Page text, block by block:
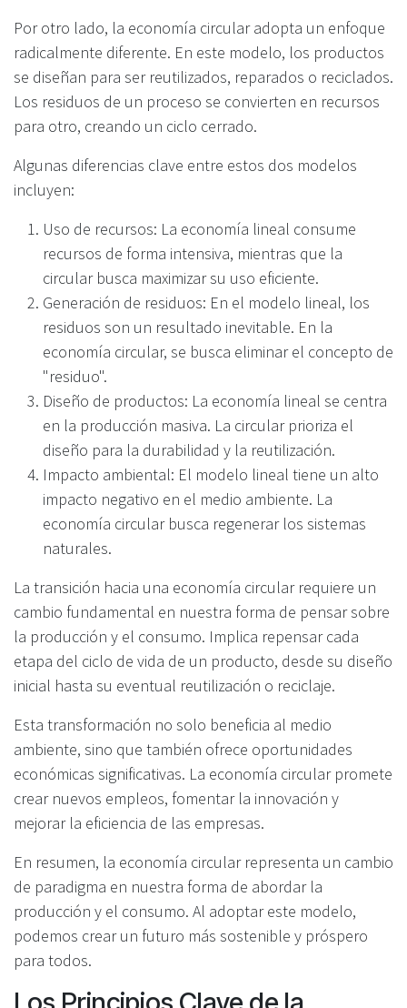
Por otro lado, la economía circular adopta un enfoque
radicalmente diferente. En este modelo, los productos
se diseñan para ser reutilizados, reparados o reciclados.
Los residuos de un proceso se convierten en recursos
para otro, creando un ciclo cerrado.
Algunas diferencias clave entre estos dos modelos
incluyen:
Uso de recursos: La economía lineal consume
recursos de forma intensiva, mientras que la
circular busca maximizar su uso eficiente.
Generación de residuos: En el modelo lineal, los
residuos son un resultado inevitable. En la
economía circular, se busca eliminar el concepto de
"residuo".
Diseño de productos: La economía lineal se centra
en la producción masiva. La circular prioriza el
diseño para la durabilidad y la reutilización.
Impacto ambiental: El modelo lineal tiene un alto
impacto negativo en el medio ambiente. La
economía circular busca regenerar los sistemas
naturales.
La transición hacia una economía circular requiere un
cambio fundamental en nuestra forma de pensar sobre
la producción y el consumo. Implica repensar cada
etapa del ciclo de vida de un producto, desde su diseño
inicial hasta su eventual reutilización o reciclaje.
Esta transformación no solo beneficia al medio
ambiente, sino que también ofrece oportunidades
económicas significativas. La economía circular promete
crear nuevos empleos, fomentar la innovación y
mejorar la eficiencia de las empresas.
En resumen, la economía circular representa un cambio
de paradigma en nuestra forma de abordar la
producción y el consumo. Al adoptar este modelo,
podemos crear un futuro más sostenible y próspero
para todos.